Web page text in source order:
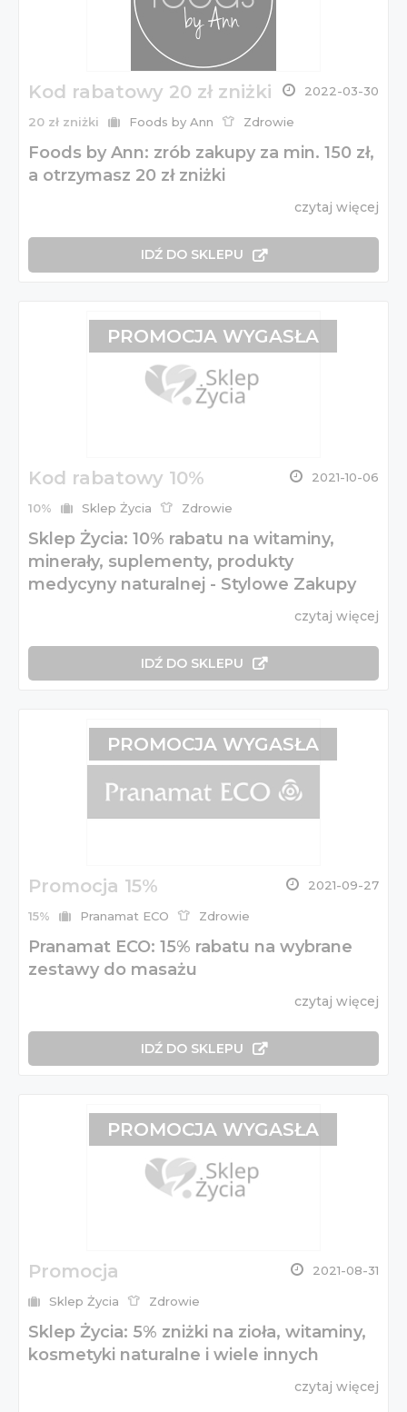
Kod rabatowy 20 zł zniżki 2022-03-30
20 zł zniżki Foods by Ann Zdrowie
Foods by Ann: zrób zakupy za min. 150 zł,
a otrzymasz 20 zł zniżki
czytaj więcej
IDŹ DO SKLEPU
Kod rabatowy 10% 2021-10-06
10% Sklep Życia Zdrowie
Sklep Życia: 10% rabatu na witaminy,
minerały, suplementy, produkty
medycyny naturalnej - Stylowe Zakupy
czytaj więcej
IDŹ DO SKLEPU
PROMOCJA WYGASŁA
Promocja 15% 2021-09-27
15% Pranamat ECO Zdrowie
Pranamat ECO: 15% rabatu na wybrane
zestawy do masażu
czytaj więcej
IDŹ DO SKLEPU
PROMOCJA WYGASŁA
Promocja 2021-08-31
Sklep Życia Zdrowie
Sklep Życia: 5% zniżki na zioła, witaminy,
kosmetyki naturalne i wiele innych
czytaj więcej
PROMOCJA WYGASŁA